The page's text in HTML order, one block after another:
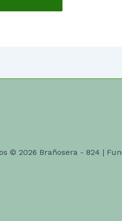
© 2026 Brañosera - 824 |